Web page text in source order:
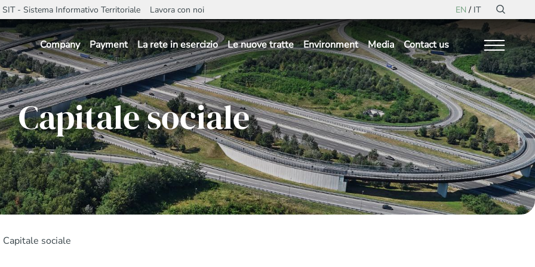
SIT - Sistema Informativo Territoriale Lavora con noi EN IT
Company Payment La rete in esercizio Le nuove tratte Environment Media Contact us
Capitale sociale
Capitale sociale